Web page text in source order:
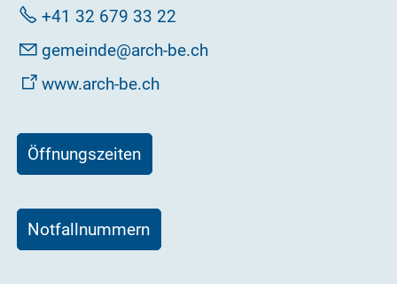
+41 32 679 33 22
g m nd rch-b
ch
www.arch-be.ch
Öffnungszeiten
Notfallnummern